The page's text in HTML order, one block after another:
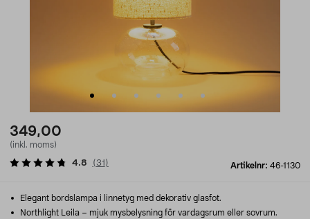
349,00
(inkl. moms)
Artikelnr: 46-1130
4.8 (31 )
Elegant bordslampa i linnetyg med dekorativ glasfot.
Northlight Leila – mjuk mysbelysning för vardagsrum eller sovrum.